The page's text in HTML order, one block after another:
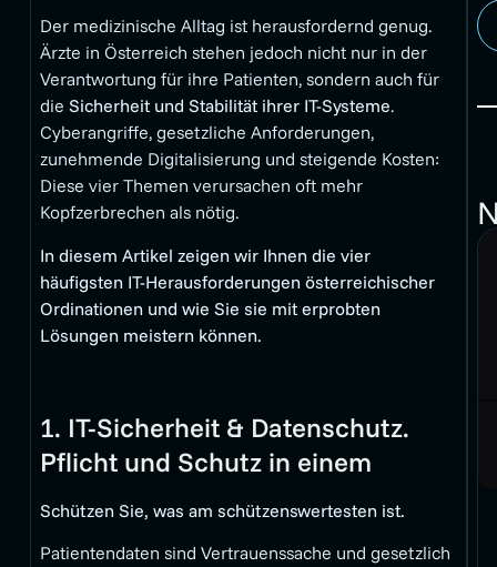
Der medizinische Alltag ist herausfordernd genug.
Ärzte in Österreich stehen jedoch nicht nur in der
Verantwortung für ihre Patienten, sondern auch für
die Sicherheit und Stabilität ihrer IT-Systeme.
Cyberangriffe, gesetzliche Anforderungen,
zunehmende Digitalisierung und steigende Kosten:
Diese vier Themen verursachen oft mehr
Kopfzerbrechen als nötig.
In diesem Artikel zeigen wir Ihnen die vier
häufigsten IT-Herausforderungen österreichischer
Ordinationen und wie Sie sie mit erprobten
Lösungen meistern können.
1. IT-Sicherheit & Datenschutz.
Pflicht und Schutz in einem
Schützen Sie, was am schützenswertesten ist.
Patientendaten sind Vertrauenssache und gesetzlich